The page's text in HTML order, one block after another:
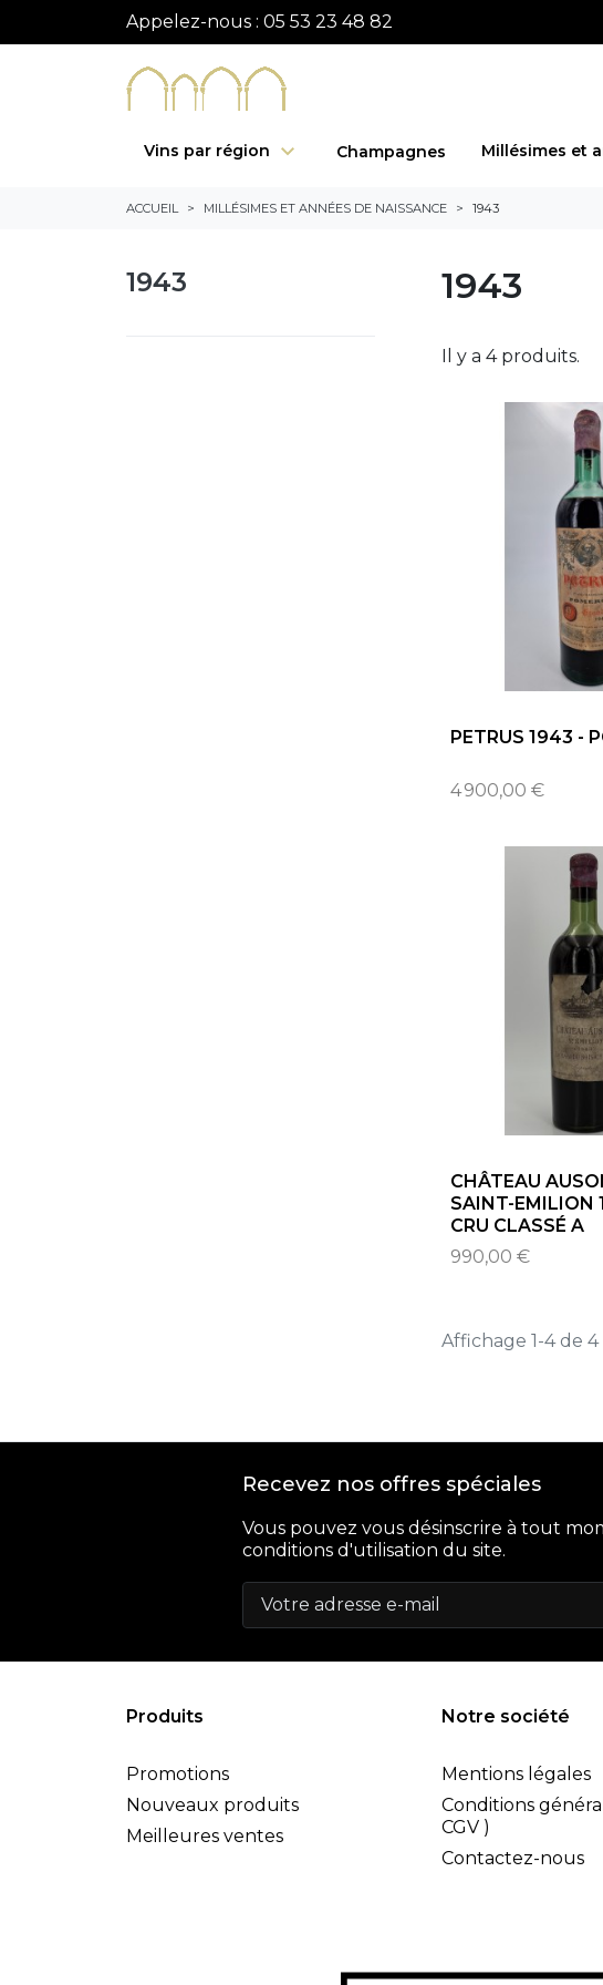
Appelez-nous : 05 53 23 48 82
Vins par région Champagnes Millésimes et
ACCUEIL MILLÉSIMES ET ANNÉES DE NAISSANCE 1943
1943 1943
Il y a 4 produits.
PETRUS 1943 -
4 900,00 €
CHÂTEAU
SAINT-EMILION
CRU CLASSÉ A
990,00 €
Affichage 1-4 de 4
Recevez nos offres spéciales
Vous pouvez vous désinscrire à tout
conditions d'utilisation du site.
Produits
Promotions
Nouveaux produits
Meilleures ventes
Notre société
Mentions légales
Conditions
CGV )
Contactez-nous